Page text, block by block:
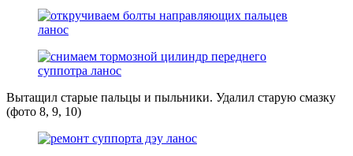
Вытащил старые пальцы и пыльники. Удалил старую смазку
(фото 8, 9, 10)